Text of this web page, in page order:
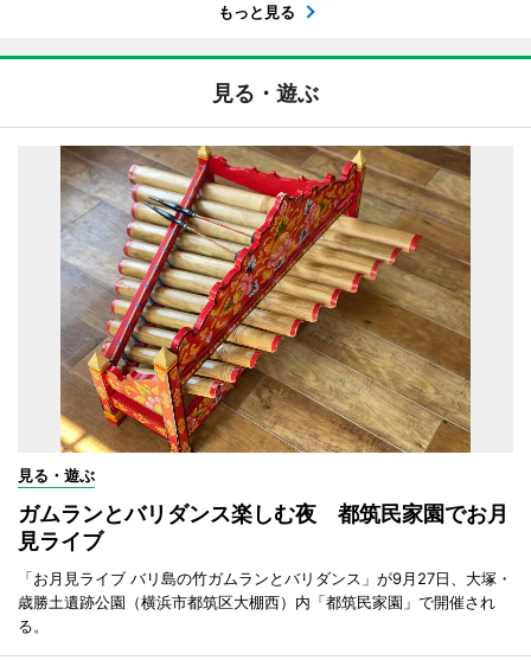
もっと見る
見る・遊ぶ
見る・遊ぶ
ガムランとバリダンス楽しむ夜 都筑民家園でお月
見ライブ
「お月見ライブ バリ島の竹ガムランとバリダンス」が9月27日、大塚・
歳勝土遺跡公園（横浜市都筑区大棚西）内「都筑民家園」で開催され
る。